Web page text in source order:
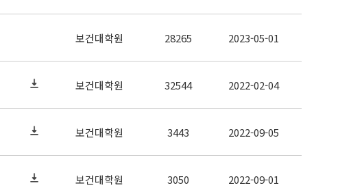
보건대학원 28265 2023-05-01
보건대학원 32544 2022-02-04
보건대학원 3443 2022-09-05
보건대학원 3050 2022-09-01